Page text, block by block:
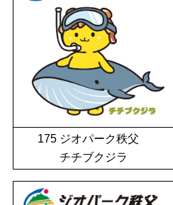
175 ジオパーク秩父
チチブクジラ